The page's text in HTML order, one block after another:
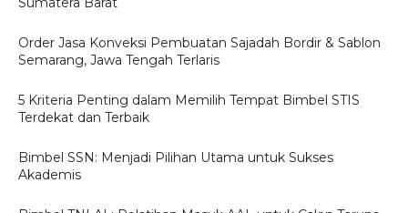
Order Jasa Konveksi Pembuatan Sajadah Bordir & Sablon
Semarang, Jawa Tengah Terlaris
5 Kriteria Penting dalam Memilih Tempat Bimbel STIS
Terdekat dan Terbaik
Bimbel SSN: Menjadi Pilihan Utama untuk Sukses
Akademis